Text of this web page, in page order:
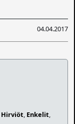
04.04.2017
Hirviöt, Enkelit,